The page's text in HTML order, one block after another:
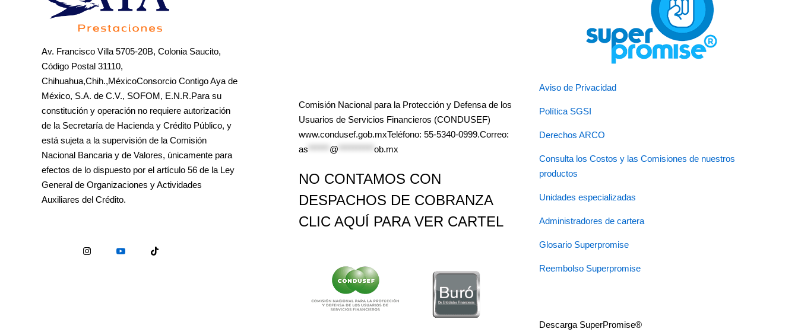
Av. Francisco Villa 5705-20B, Colonia Saucito,
Código Postal 31110,
Chihuahua,Chih.,MéxicoConsorcio Contigo Aya de
México, S.A. de C.V., SOFOM, E.N.R.Para su
constitución y operación no requiere autorización
de la Secretaría de Hacienda y Crédito Público, y
está sujeta a la supervisión de la Comisión
Nacional Bancaria y de Valores, únicamente para
efectos de lo dispuesto por el artículo 56 de la Ley
General de Organizaciones y Actividades
Auxiliares del Crédito.
Comisión Nacional para la Protección y Defensa de los
Usuarios de Servicios Financieros (CONDUSEF)
www.condusef.gob.mxTeléfono: 55-5340-0999.Correo:
as
@ ob.mx
NO CONTAMOS CON
DESPACHOS DE COBRANZA
CLIC AQUÍ PARA VER CARTEL
Aviso de Privacidad
Política SGSI
Derechos ARCO
Consulta los Costos y las Comisiones de nuestros
productos
Unidades especializadas
Administradores de cartera
Glosario Superpromise
Reembolso Superpromise
Descarga SuperPromise®